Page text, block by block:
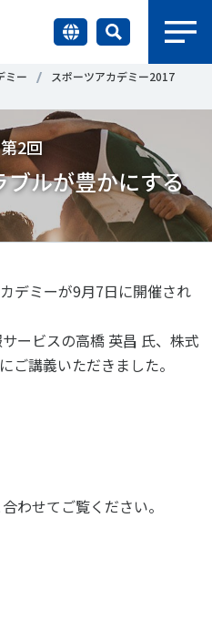
情報
員紹介
・研究
づくり
情報
学ぶ
い合わせ・お申し込み
か ＃部活動
＃日本人の身体活動と健康寿命
基本計画 ＃競技人口
イバーシティ
研究
ミー
スポーツアカデミー2017
2回
ブルが豊かにする
デミーが9月7日に開催され
ービスの高橋 英昌 氏、株式
ご講義いただきました。
わせてご覧ください。